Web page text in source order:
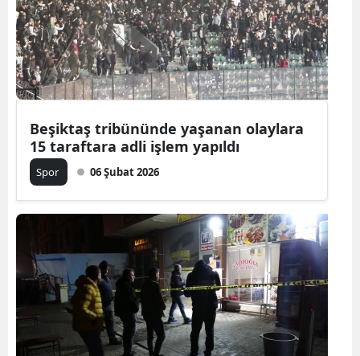
Beşiktaş tribününde yaşanan olaylara
15 taraftara adli işlem yapıldı
Spor 06 Şubat 2026